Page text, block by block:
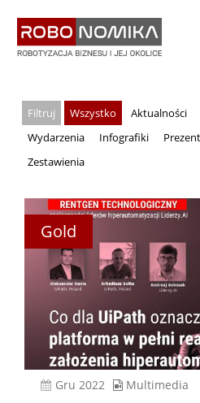
treści
yasne
main
menu
Wszystko
Aktualności
Wydarzenia
Infografiki
Zestawienia
Gold
gru 2022 Multimedia